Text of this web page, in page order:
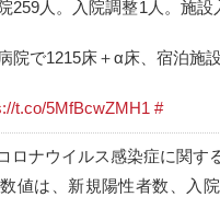
259人。入院調整1人。施設
院で1215床＋α床、宿泊施
t.co/5MfBcwZMH1 #
ロナウイルス感染症に関す
値は、新規陽性者数、入